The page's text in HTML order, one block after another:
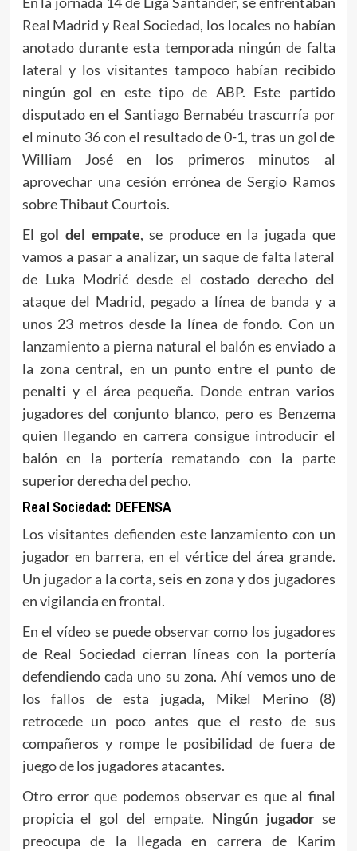
Real Madrid y Real Sociedad, los locales no habían
anotado durante esta temporada ningún de falta
lateral y los visitantes tampoco habían recibido
ningún gol en este tipo de ABP. Este partido
disputado en el Santiago Bernabéu trascurría por
el minuto 36 con el resultado de 0-1, tras un gol de
William José en los primeros minutos al
aprovechar una cesión errónea de Sergio Ramos
sobre Thibaut Courtois.
Elgol del empate, se produce en la jugada que
vamos a pasar a analizar, un saque de falta lateral
de Luka Modrić desde el costado derecho del
ataque del Madrid, pegado a línea de banda y a
unos 23 metros desde la línea de fondo. Con un
lanzamiento a pierna natural el balón es enviado a
la zona central, en un punto entre el punto de
penalti y el área pequeña. Donde entran varios
jugadores del conjunto blanco, pero es Benzema
quien llegando en carrera consigue introducir el
balón en la portería rematando con la parte
superior derecha del pecho.
Real Sociedad: DEFENSA
Los visitantes defienden este lanzamiento con un
jugador en barrera, en el vértice del área grande.
Un jugador a la corta, seis en zona y dos jugadores
en vigilancia en frontal.
En el vídeo se puede observar como los jugadores
de Real Sociedad cierran líneas con la portería
defendiendo cada uno su zona. Ahí vemos uno de
los fallos de esta jugada, Mikel Merino (8)
retrocede un poco antes que el resto de sus
compañeros y rompe le posibilidad de fuera de
juego de los jugadores atacantes.
Otro error que podemos observar es que al final
propicia el gol del empate. Ningún jugadorse
preocupa de la llegada en carrera de Karim